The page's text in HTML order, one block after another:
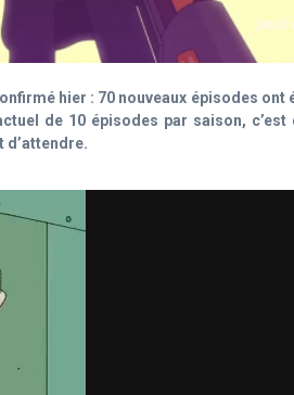
hier : 70 nouveaux épisodes ont
de 10 épisodes par saison, c’est
d’attendre.